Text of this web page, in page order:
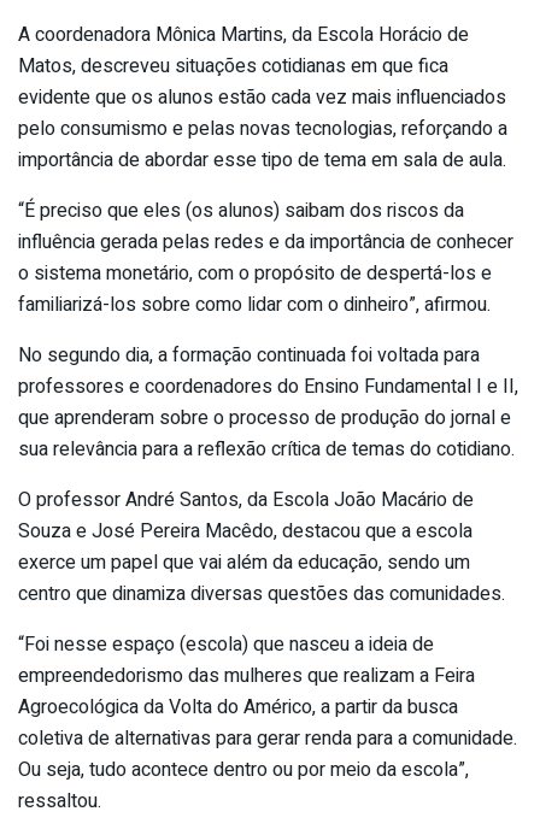
A coordenadora Mônica Martins, da Escola Horácio de
Matos, descreveu situações cotidianas em que fica
evidente que os alunos estão cada vez mais influenciados
pelo consumismo e pelas novas tecnologias, reforçando a
importância de abordar esse tipo de tema em sala de aula.
“É preciso que eles (os alunos) saibam dos riscos da
influência gerada pelas redes e da importância de conhecer
o sistema monetário, com o propósito de despertá-los e
familiarizá-los sobre como lidar com o dinheiro”, afirmou.
No segundo dia, a formação continuada foi voltada para
professores e coordenadores do Ensino Fundamental I e II,
que aprenderam sobre o processo de produção do jornal e
sua relevância para a reflexão crítica de temas do cotidiano.
O professor André Santos, da Escola João Macário de
Souza e José Pereira Macêdo, destacou que a escola
exerce um papel que vai além da educação, sendo um
centro que dinamiza diversas questões das comunidades.
“Foi nesse espaço (escola) que nasceu a ideia de
empreendedorismo das mulheres que realizam a Feira
Agroecológica da Volta do Américo, a partir da busca
coletiva de alternativas para gerar renda para a comunidade.
Ou seja, tudo acontece dentro ou por meio da escola”,
ressaltou.